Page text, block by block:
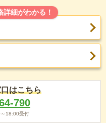
点を渡って左
。少し暗い印象だが静かで
待つこともできる
細がわかる！
はこちら
790
18:00受付